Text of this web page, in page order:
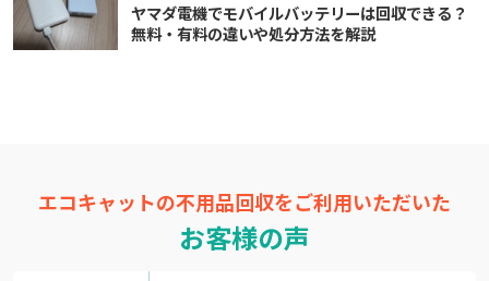
ヤマダ電機でモバイルバッテリーは回収できる？
無料・有料の違いや処分方法を解説
エコキャットの不用品回収をご利用いただいた
お客様の声